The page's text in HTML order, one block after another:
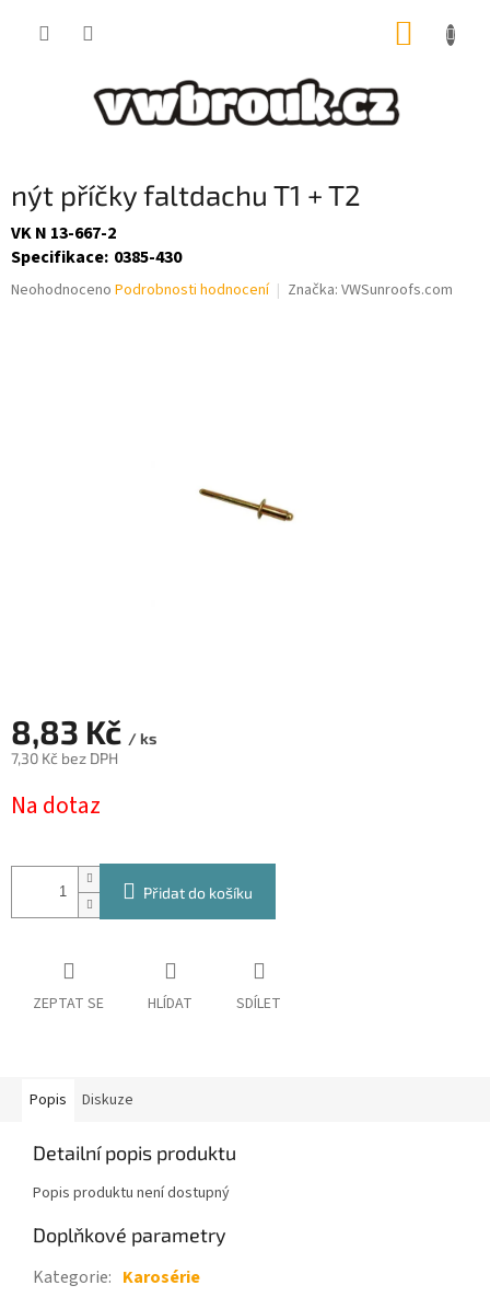
nýt příčky faltdachu T1 + T2
VK N 13-667-2
Specifikace: 0385-430
Průměrné
Neohodnoceno Podrobnosti hodnocení Značka: VWSunroofs.com
8,83 Kč / ks
7,30 Kč bez DPH
cena:
Na dotaz
Přidat do košíku
ZEPTAT SE HLÍDAT SDÍLET
Popis Diskuze
Detailní popis produktu
Popis produktu není dostupný
Doplňkové parametry
Kategorie: Karosérie